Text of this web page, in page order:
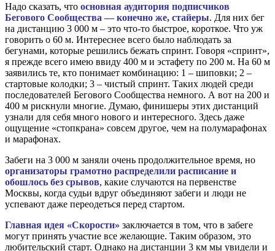
Надо сказать, что основная аудитория подписчиков
Бегового Сообщества — конечно же, стайеры. Для них бег
на дистанцию 3 000 м – это что-то быстрое, короткое. Что уж
говорить о 60 м. Интереснее всего было наблюдать за
бегунами, которые решились бежать спринт. Говоря «спринт»,
я прежде всего имею ввиду 400 м и эстафету по 200 м. На 60 м
заявились те, кто понимает комбинацию: 1 – шиповки; 2 –
стартовые колодки; 3 – чистый спринт. Таких людей среди
последователей Бегового Сообщества немного. А вот на 200 и
400 м рискнули многие. Думаю, финишеры этих дистанций
узнали для себя много нового и интересного. Здесь даже
ощущение «стопкрана» совсем другое, чем на полумарафонах
и марафонах.
Забеги на 3 000 м заняли очень продолжительное время, но
организаторы грамотно распределили расписание и
обошлось без срывов, какие случаются на первенстве
Москвы, когда судьи вдруг объединяют забеги и люди не
успевают даже переодеться перед стартом.
Главная идея «Скорости» заключается в том, что в забеге
могут принять участие все желающие. Таким образом, это
любительский старт. Однако на дистанции 3 км мы увидели и